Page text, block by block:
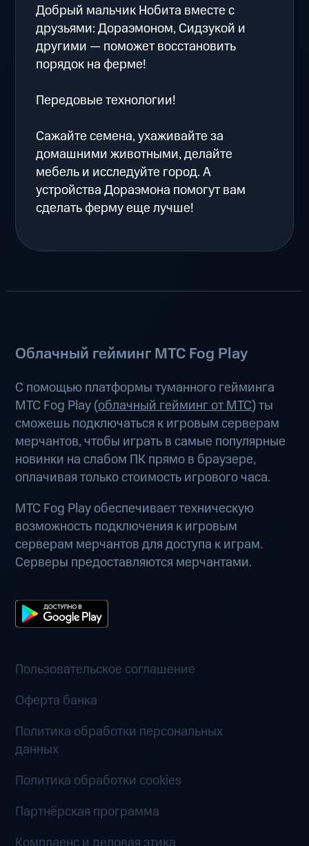
Добрый мальчик Нобита вместе с
друзьями: Дораэмоном, Сидзукой и
другими — поможет восстановить
порядок на ферме!
Передовые технологии!
Сажайте семена, ухаживайте за
домашними животными, делайте
мебель и исследуйте город. А
устройства Дораэмона помогут вам
сделать ферму еще лучше!
Облачный гейминг МТС Fog Play
С помощью платформы туманного гейминга
МТС Fog Play (облачный гейминг от МТС) ты
сможешь подключаться к игровым серверам
мерчантов, чтобы играть в самые популярные
новинки на слабом ПК прямо в браузере,
оплачивая только стоимость игрового часа.
МТС Fog Play обеспечивает техническую
возможность подключения к игровым
серверам мерчантов для доступа к играм.
Серверы предоставляются мерчантами.
Пользовательское соглашение
Оферта банка
Политика обработки персональных
данных
Политика обработки cookies
Партнёрская программа